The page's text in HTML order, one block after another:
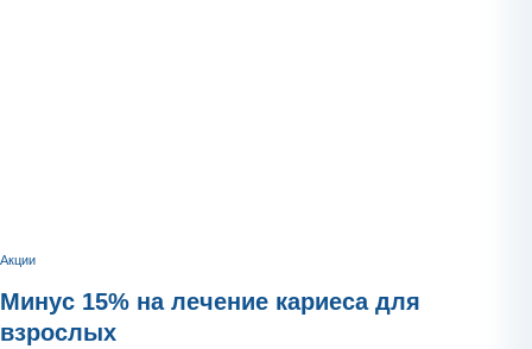
Акции
Минус 15% на лечение кариеса для
взрослых